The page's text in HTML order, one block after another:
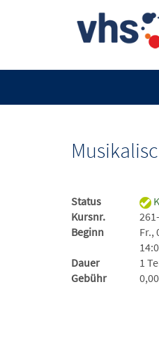
Status
Kursnr.
Beginn
Fr.,
Dauer
1
Gebühr